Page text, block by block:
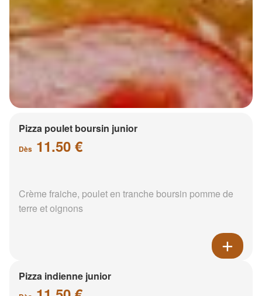
Pizza poulet boursin junior
Dès 11.50 €
Crème fraiche, poulet en tranche boursin pomme de
terre et oignons
Pizza indienne junior